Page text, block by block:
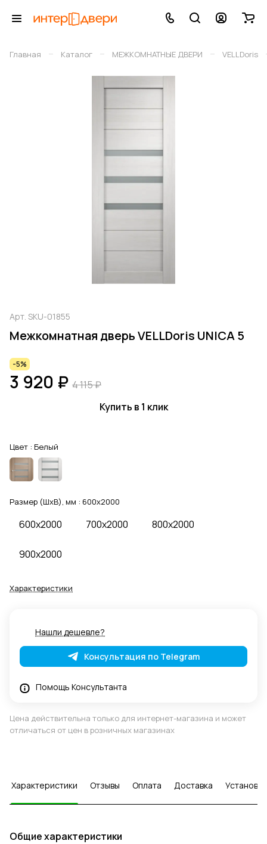
Главная – Каталог – МЕЖКОМНАТНЫЕ ДВЕРИ – VELLDoris
Арт. SKU-01855
Межкомнатная дверь VELLDoris UNICA 5
-5%
3 920 ₽ 4 115 ₽
Купить в 1 клик
Цвет : Белый
Размер (ШхВ), мм : 600x2000
600x2000 700x2000 800x2000
900x2000
Характеристики
Нашли дешевле?
Консультация по Telegram
Помощь Консультанта
Цена действительна только для интернет-магазина и может
отличаться от цен в розничных магазинах
Характеристики Отзывы Оплата Доставка Установка
Общие характеристики